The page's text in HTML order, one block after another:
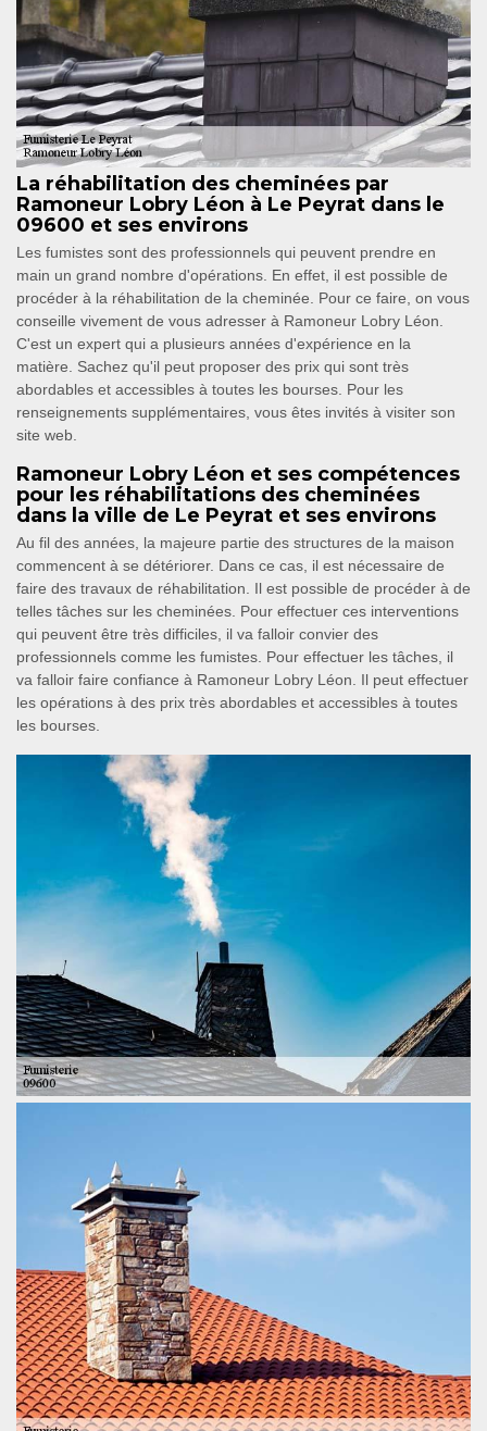
La réhabilitation des cheminées par
Ramoneur Lobry Léon à Le Peyrat dans le
09600 et ses environs
Les fumistes sont des professionnels qui peuvent prendre en
main un grand nombre d'opérations. En effet, il est possible de
procéder à la réhabilitation de la cheminée. Pour ce faire, on vous
conseille vivement de vous adresser à Ramoneur Lobry Léon.
C'est un expert qui a plusieurs années d'expérience en la
matière. Sachez qu'il peut proposer des prix qui sont très
abordables et accessibles à toutes les bourses. Pour les
renseignements supplémentaires, vous êtes invités à visiter son
site web.
Ramoneur Lobry Léon et ses compétences
pour les réhabilitations des cheminées
dans la ville de Le Peyrat et ses environs
Au fil des années, la majeure partie des structures de la maison
commencent à se détériorer. Dans ce cas, il est nécessaire de
faire des travaux de réhabilitation. Il est possible de procéder à de
telles tâches sur les cheminées. Pour effectuer ces interventions
qui peuvent être très difficiles, il va falloir convier des
professionnels comme les fumistes. Pour effectuer les tâches, il
va falloir faire confiance à Ramoneur Lobry Léon. Il peut effectuer
les opérations à des prix très abordables et accessibles à toutes
les bourses.